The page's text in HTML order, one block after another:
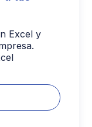
Excel y